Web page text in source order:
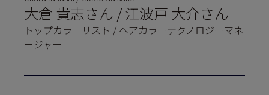
大倉 貴志さん / 江波戸 大介さん
トップカラーリスト / ヘアカラーテクノロジーマネ
ージャー